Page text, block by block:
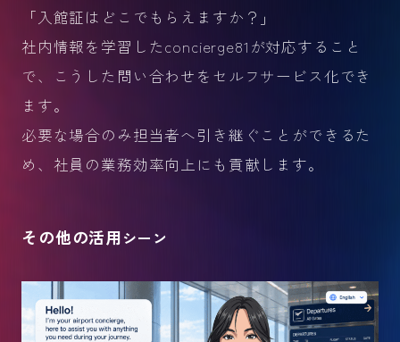
「入館証はどこでもらえますか？」
社内情報を学習したconcierge81が対応すること
で、こうした問い合わせをセルフサービス化でき
ます。
必要な場合のみ担当者へ引き継ぐことができるた
め、社員の業務効率向上にも貢献します。
その他の活用シーン